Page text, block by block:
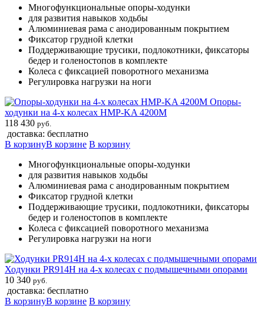
Многофункциональные опоры-ходунки
для развития навыков ходьбы
Алюминиевая рама с анодированным покрытием
Фиксатор грудной клетки
Поддерживающие трусики, подлокотники, фиксаторы
бедер и голеностопов в комплекте
Колеса с фиксацией поворотного механизма
Регулировка нагрузки на ноги
Опоры-
ходунки на 4-х колесах HMP-KA 4200M
118 430 руб.
доставка: бесплатно
В корзинуВ корзине В корзину
Многофункциональные опоры-ходунки
для развития навыков ходьбы
Алюминиевая рама с анодированным покрытием
Фиксатор грудной клетки
Поддерживающие трусики, подлокотники, фиксаторы
бедер и голеностопов в комплекте
Колеса с фиксацией поворотного механизма
Регулировка нагрузки на ноги
Ходунки PR914H на 4-х колесах с подмышечными опорами
10 340 руб.
доставка: бесплатно
В корзинуВ корзине В корзину